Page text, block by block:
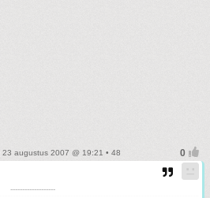
23 augustus 2007 @ 19:21 • 48
-------------------